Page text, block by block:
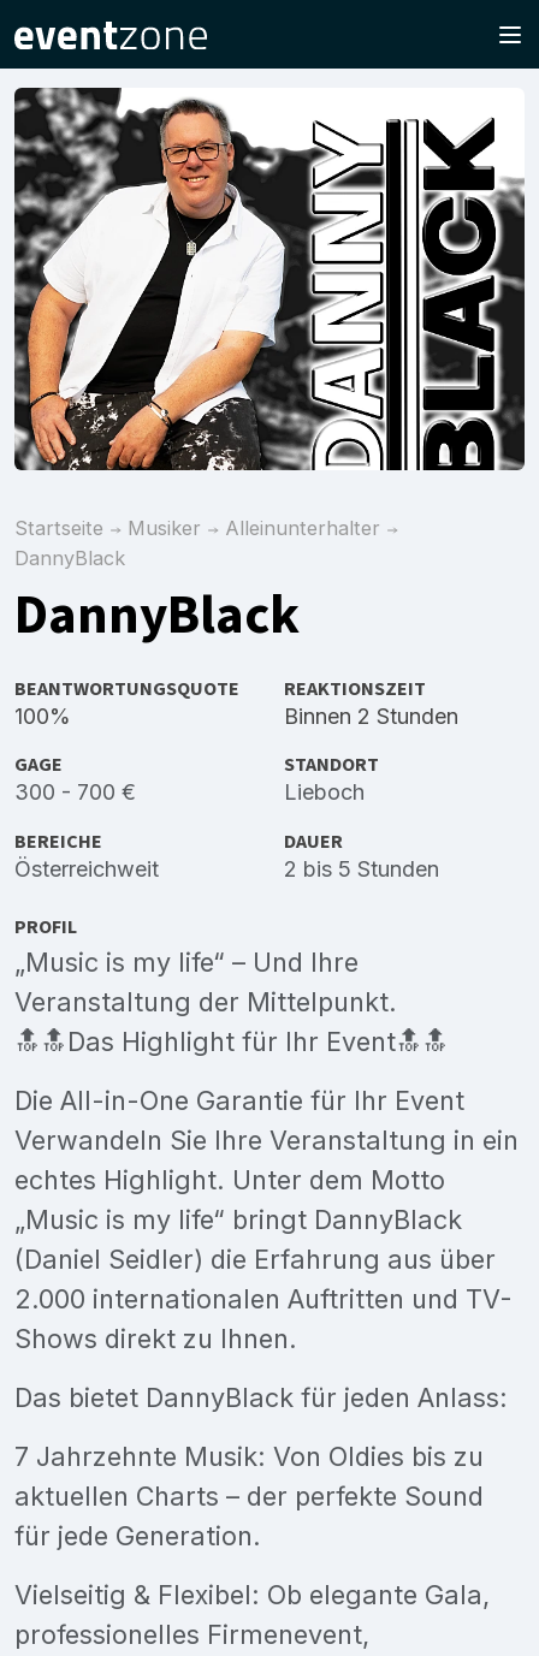
Startseite Musiker
Alleinunterhalter
DannyBlack
DannyBlack
BEANTWORTUNGSQUOTE
100%
REAKTIONSZEIT
Binnen 2 Stunden
GAGE
300 - 700 €
STANDORT
Lieboch
BEREICHE
Österreichweit
DAUER
2 bis 5 Stunden
PROFIL
„Music is my life“ – Und Ihre
Veranstaltung der Mittelpunkt.
🔝🔝Das Highlight für Ihr Event🔝🔝
Die All-in-One Garantie für Ihr Event
Verwandeln Sie Ihre Veranstaltung in ein
echtes Highlight. Unter dem Motto
„Music is my life“ bringt DannyBlack
(Daniel Seidler) die Erfahrung aus über
2.000 internationalen Auftritten und TV-
Shows direkt zu Ihnen.
Das bietet DannyBlack für jeden Anlass:
7 Jahrzehnte Musik: Von Oldies bis zu
aktuellen Charts – der perfekte Sound
für jede Generation.
Vielseitig & Flexibel: Ob elegante Gala,
professionelles Firmenevent,